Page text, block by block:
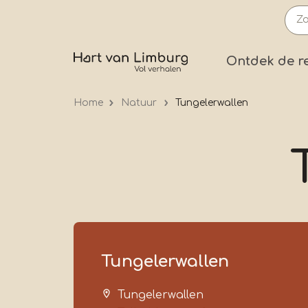
Ontdek de
Home Natuur Tungelerwallen
Tungelerwallen
Tungelerwallen